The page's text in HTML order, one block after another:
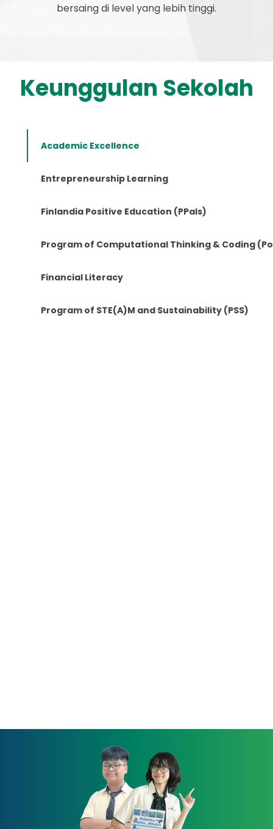
bersaing di level yang lebih tinggi.
Keunggulan Sekolah
Academic Excellence
Entrepreneurship Learning
Finlandia Positive Education (PPals)
Program of Computational Thinking & Coding
Financial Literacy
Program of STE(A)M and Sustainability (PSS)